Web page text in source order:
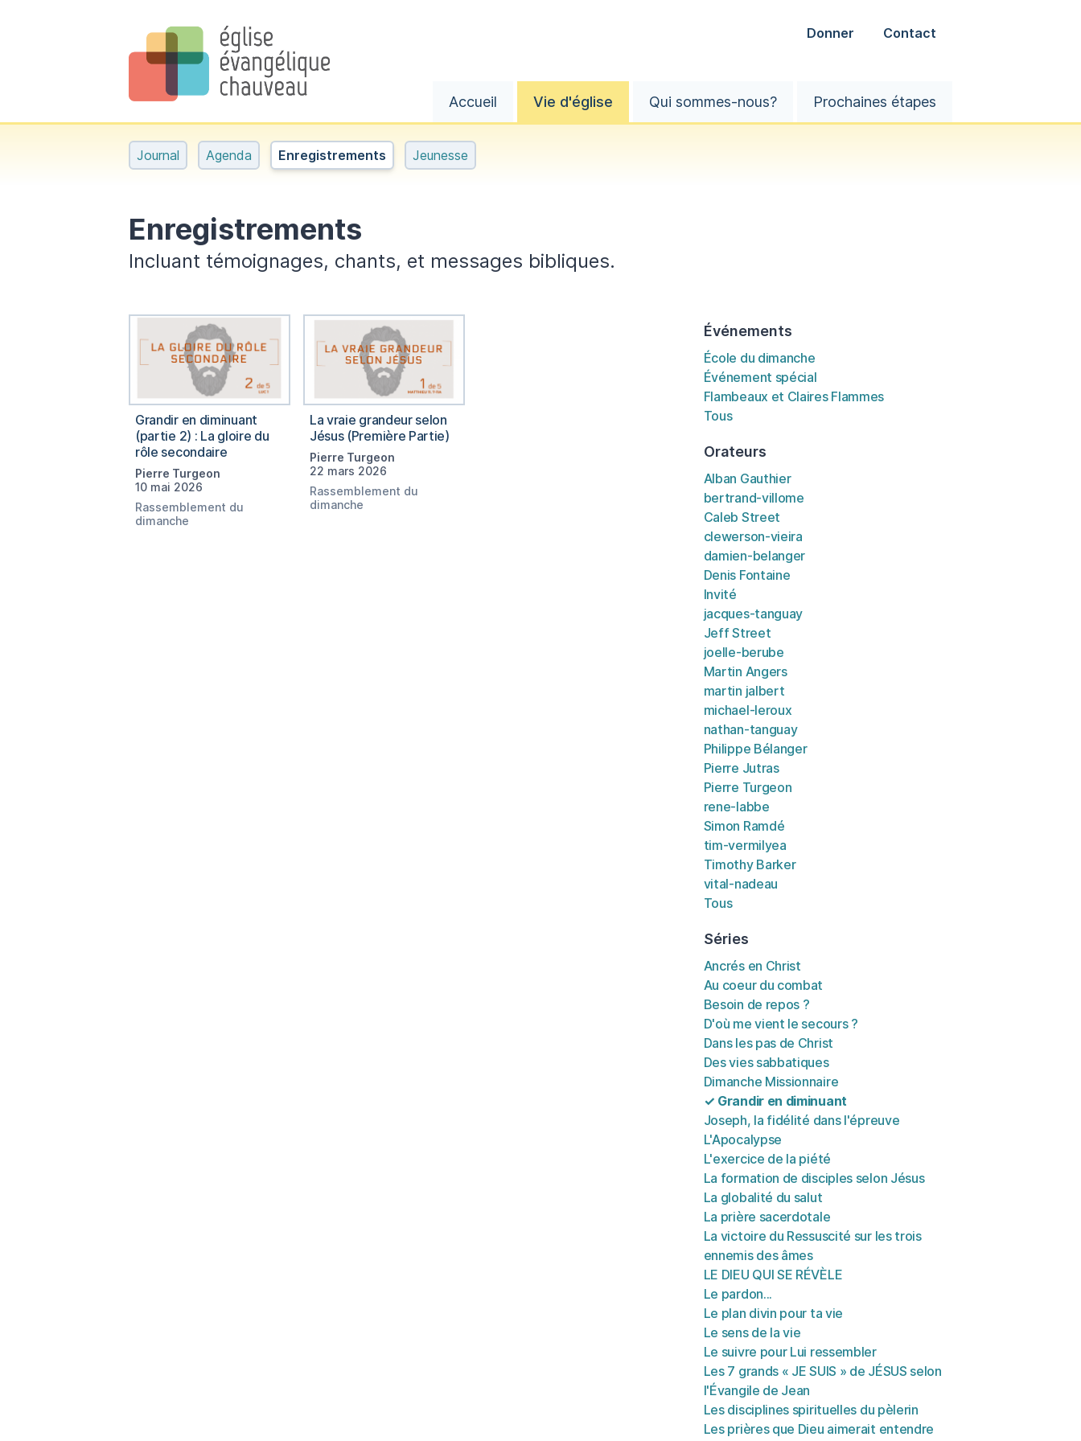
Donner Contact
Accueil Vie d'église Qui sommes-nous? Prochaines étapes
Journal Agenda Enregistrements Jeunesse
Enregistrements
Incluant témoignages, chants, et messages bibliques.
Grandir en diminuant
(partie 2) : La gloire du
rôle secondaire
Pierre Turgeon
10 mai 2026
Rassemblement du
dimanche
La vraie grandeur selon
Jésus (Première Partie)
Pierre Turgeon
22 mars 2026
Rassemblement du
dimanche
Événements
École du dimanche
Événement spécial
Flambeaux et Claires Flammes
Tous
Orateurs
Alban Gauthier
bertrand-villome
Caleb Street
clewerson-vieira
damien-belanger
Denis Fontaine
Invité
jacques-tanguay
Jeff Street
joelle-berube
Martin Angers
martin jalbert
michael-leroux
nathan-tanguay
Philippe Bélanger
Pierre Jutras
Pierre Turgeon
rene-labbe
Simon Ramdé
tim-vermilyea
Timothy Barker
vital-nadeau
Tous
Séries
Ancrés en Christ
Au coeur du combat
Besoin de repos ?
D'où me vient le secours ?
Dans les pas de Christ
Des vies sabbatiques
Dimanche Missionnaire
✓ Grandir en diminuant
Joseph, la fidélité dans l'épreuve
L'Apocalypse
L'exercice de la piété
La formation de disciples selon Jésus
La globalité du salut
La prière sacerdotale
La victoire du Ressuscité sur les trois
ennemis des âmes
LE DIEU QUI SE RÉVÈLE
Le pardon...
Le plan divin pour ta vie
Le sens de la vie
Le suivre pour Lui ressembler
Les 7 grands « JE SUIS » de JÉSUS selon
l'Évangile de Jean
Les disciplines spirituelles du pèlerin
Les prières que Dieu aimerait entendre